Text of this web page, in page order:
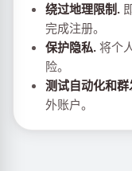
绕过地理限制.
完成注册。
保护隐私. 将个
险。
测试自动化和
外账户。